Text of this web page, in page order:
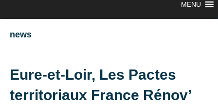
MENU
news
Eure-et-Loir, Les Pactes
territoriaux France Rénov’